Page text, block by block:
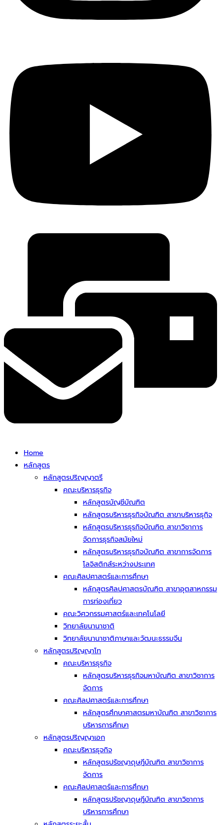
Home
หลักสูตร
หลักสูตรปริญญาตรี
คณะบริหารธุรกิจ
หลักสูตรบัญชีบัณฑิต
หลักสูตรบริหารธุรกิจบัณฑิต สาขาบริหารธุกิจ
หลักสูตรบริหารธุรกิจบัณฑิต สาขาวิชาการ
จัดการธุรกิจสมัยใหม่
หลักสูตรบริหารธุรกิจบัณฑิต สาขาการจัดการ
โลจิสติกส์ระหว่างประเทศ
คณะศิลปศาสตร์และการศึกษา
หลักสูตรศิลปศาสตรบัณฑิต สาขาอุตสาหกรรม
การท่องเที่ยว
คณะวิศวกรรมศาสตร์และเทคโนโลยี
วิทยาลัยนานาชาติ
วิทยาลัยนานาชาติภาษาและวัฒนะธรรมจีน
หลักสูตรปริญญาโท
คณะบริหารธุรกิจ
หลักสูตรบริหารธุรกิจมหาบัณฑิต สาขาวิชาการ
จัดการ
คณะศิลปศาสตร์และการศึกษา
หลักสูตรศึกษาศาสตรมหาบัณฑิต สาขาวิชาการ
บริหารการศึกษา
หลักสูตรปริญญาเอก
คณะบริหารธุจกิจ
หลักสูตรปรัชญาดุษฎีบัณฑิต สาขาวิชาการ
จัดการ
คณะศิลปศาสตร์และการศึกษา
หลักสูตรปรัชญาดุษฎีบัณฑิต สาขาวิชาการ
บริหารการศึกษา